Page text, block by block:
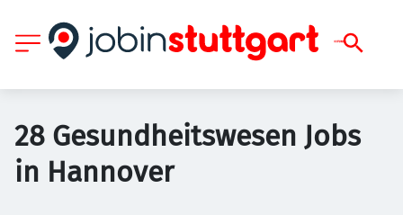
28 Gesundheitswesen Jobs
in Hannover